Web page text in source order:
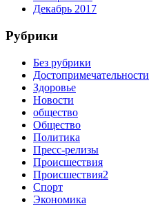
Декабрь 2017
Рубрики
Без рубрики
Достопримечательности
Здоровье
Новости
общество
Общество
Политика
Пресс-релизы
Происшествия
Происшествия2
Спорт
Экономика